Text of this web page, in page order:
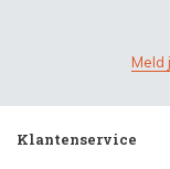
Meld
Klantenservice